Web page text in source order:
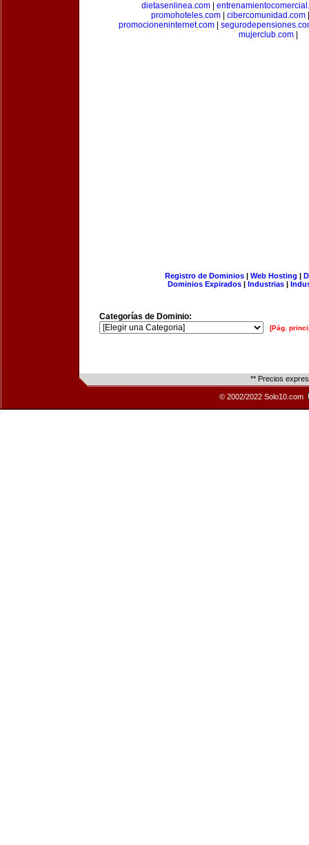
dietasenlinea.com|
promohoteles.com
cibercomunidad.com
promocioneninternet.com|
mujerclub.com
Registro de Dominios| Web Hosting |
Dominios Expirados | Industrias |
Categorías de Dominio:
[Pág.
** Precios
© 2002/2022 Solo10.com